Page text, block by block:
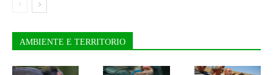
AMBIENTE E TERRITORIO